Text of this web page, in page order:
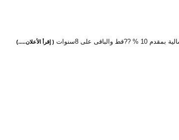
% ??قط والباقى على 8سنوات ( إقرأ الأعلان.....)